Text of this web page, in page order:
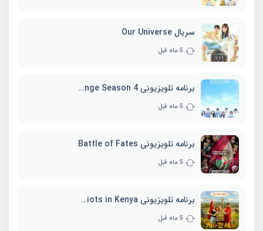
سریال Our Universe
5 ماه قبل
برنامه تلویزیونی EXchange Season 4
5 ماه قبل
برنامه تلویزیونی Battle of Fates
5 ماه قبل
برنامه تلویزیونی Three Idiots in Kenya
5 ماه قبل